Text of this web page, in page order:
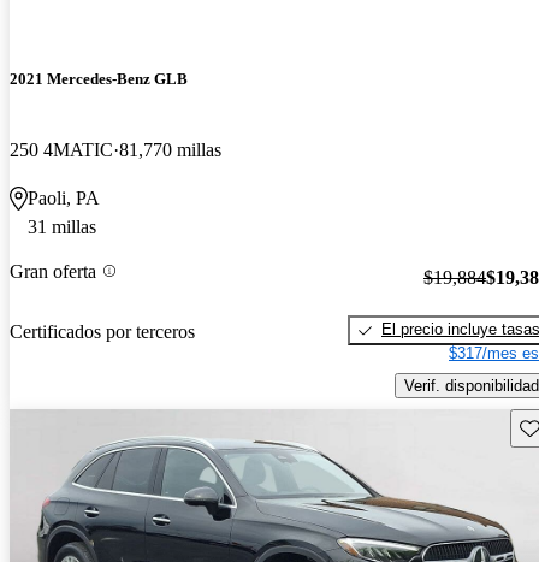
2021 Mercedes-Benz GLB
250 4MATIC 81,770 millas
Paoli, PA
31 millas
Gran oferta
Certificados por terceros
$19,884
El precio incluye tasas
$317/mes
Verif. disponibilidad